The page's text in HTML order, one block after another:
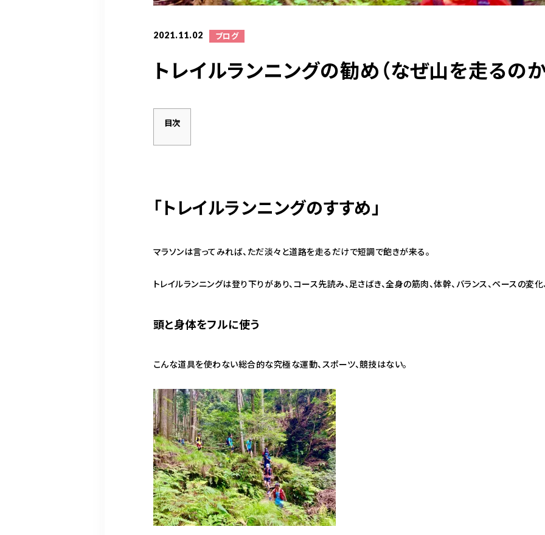
2021.11.02 ブログ
トレイルランニングの勧め（なぜ山を走るのか
目次
「トレイルランニングのすすめ」
マラソンは言ってみれば、ただ淡々と道路を走るだけで短調で飽きが来る。
トレイルランニングは登り下りがあり、コース先読み、足さばき、全身の筋肉、体幹、バランス、ペースの変
頭と身体をフルに使う
こんな道具を使わない総合的な究極な運動、スポーツ、競技はない。